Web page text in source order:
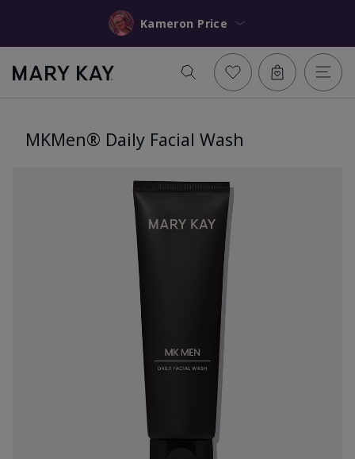
Kameron Price
MKMen® Daily Facial Wash